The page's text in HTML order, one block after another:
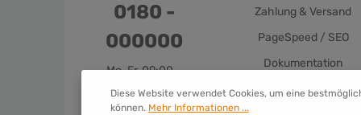
0180 -
000000
Mo-Fr, 09:00 -
17:00 Uhr
Zahlung & Versand
PageSpeed / SEO
Dokumentation
Diese Website verwendet Cookies, um eine
können. Mehr Informationen ...